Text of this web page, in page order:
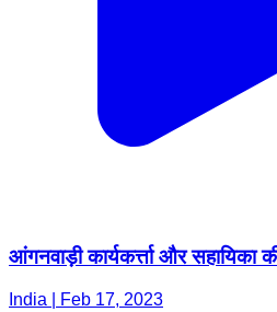
आंगनवाड़ी कार्यकर्त्ता और सहायिका
India | Feb 17, 2023